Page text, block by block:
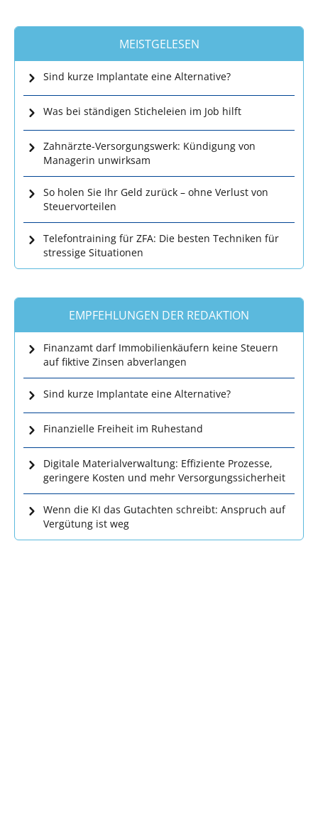
MEISTGELESEN
Sind kurze Implantate eine Alternative?
Was bei ständigen Sticheleien im Job hilft
Zahnärzte-Versorgungswerk: Kündigung von
Managerin unwirksam
So holen Sie Ihr Geld zurück – ohne Verlust von
Steuervorteilen
Telefontraining für ZFA: Die besten Techniken für
stressige Situationen
EMPFEHLUNGEN DER REDAKTION
Finanzamt darf Immobilienkäufern keine Steuern
auf fiktive Zinsen abverlangen
Sind kurze Implantate eine Alternative?
Finanzielle Freiheit im Ruhestand
Digitale Materialverwaltung: Effiziente Prozesse,
geringere Kosten und mehr Versorgungssicherheit
Wenn die KI das Gutachten schreibt: Anspruch auf
Vergütung ist weg